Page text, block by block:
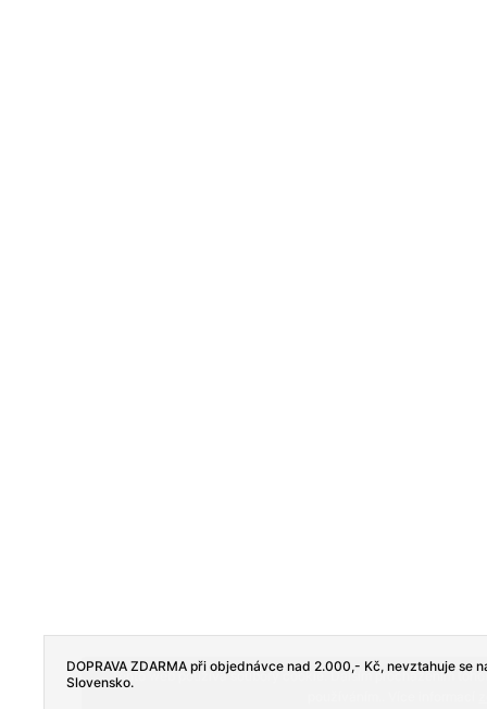
Tento web používá soubory cookie. Dalším procházením
DOPRAVA ZDARMA při objednávce nad 2.000,- Kč, nevztahuje se
Slovensko.